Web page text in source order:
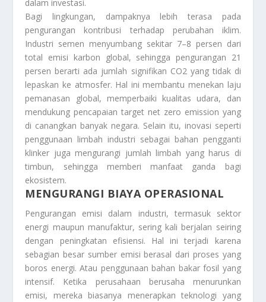
dalam investasi.
Bagi lingkungan, dampaknya lebih terasa pada
pengurangan kontribusi terhadap perubahan iklim.
Industri semen menyumbang sekitar 7–8 persen dari
total emisi karbon global, sehingga pengurangan 21
persen berarti ada jumlah signifikan CO2 yang tidak di
lepaskan ke atmosfer. Hal ini membantu menekan laju
pemanasan global, memperbaiki kualitas udara, dan
mendukung pencapaian target net zero emission yang
di canangkan banyak negara. Selain itu, inovasi seperti
penggunaan limbah industri sebagai bahan pengganti
klinker juga mengurangi jumlah limbah yang harus di
timbun, sehingga memberi manfaat ganda bagi
ekosistem.
MENGURANGI BIAYA OPERASIONAL
Pengurangan emisi dalam industri, termasuk sektor
energi maupun manufaktur, sering kali berjalan seiring
dengan peningkatan efisiensi. Hal ini terjadi karena
sebagian besar sumber emisi berasal dari proses yang
boros energi. Atau penggunaan bahan bakar fosil yang
intensif. Ketika perusahaan berusaha menurunkan
emisi, mereka biasanya menerapkan teknologi yang